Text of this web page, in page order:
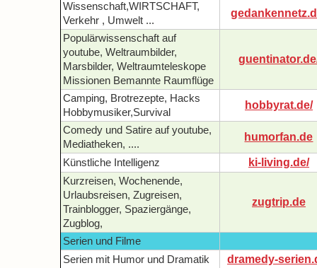
Wissenschaft,WIRTSCHAFT,
Verkehr , Umwelt ...
Populärwissenschaft auf
youtube, Weltraumbilder,
Marsbilder, Weltraumteleskope
Missionen Bemannte Raumflüge
Camping, Brotrezepte, Hacks
Hobbymusiker,Survival
hobbyrat.de/
Comedy und Satire auf youtube,
Mediatheken, ....
humorfan.de
Künstliche Intelligenz ki-living.de/
Kurzreisen, Wochenende,
Urlaubsreisen, Zugreisen,
Trainblogger, Spaziergänge,
Zugblog,
zugtrip.de
Serien und Filme
Serien mit Humor und Dramatik
dramedy-